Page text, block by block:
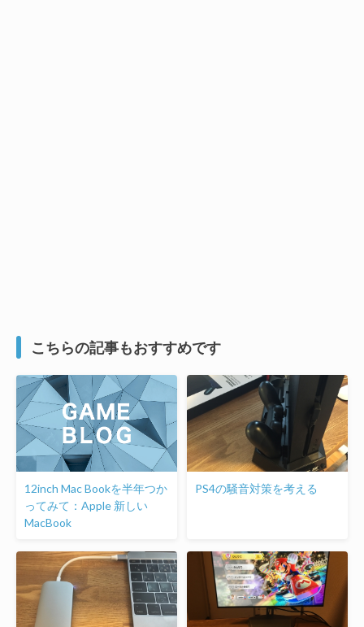
こちらの記事もおすすめです
12inch Mac Bookを半年つか
ってみて：Apple 新しい
MacBook
PS4の騒音対策を考える